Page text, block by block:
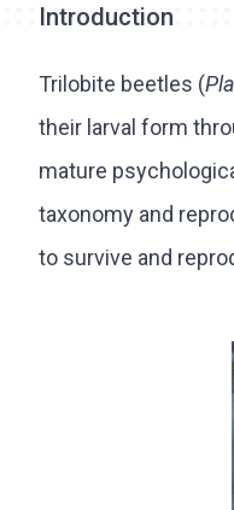
Introduction
Trilobite beetles (
their larval form
mature
taxonomy and
to survive and